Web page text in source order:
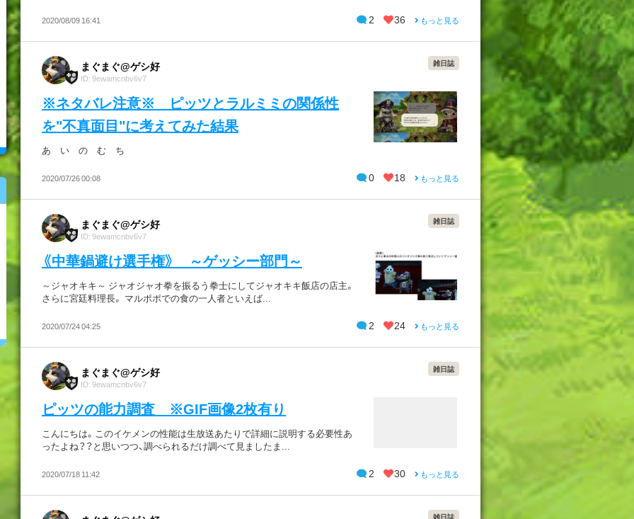
2020/08/09 16:41 2 36 もっと見る
まぐまぐ@ゲシ好
ID: 9ewamcnbv6v7
雑日誌
※ネタバレ注意※ ピッツとラルミミの関係性
を"不真面目"に考えてみた結果
あ い の む ち
2020/07/26 00:08 0 18 もっと見る
まぐまぐ@ゲシ好
ID: 9ewamcnbv6v7
雑日誌
《中華鍋避け選手権》 ～ゲッシー部門～
～ジャオキキ～ ジャオジャオ拳を振るう拳士にしてジャオキキ飯店の店主。
さらに宮廷料理長。 マルポポでの食の一人者といえば...
2020/07/24 04:25 2 24 もっと見る
まぐまぐ@ゲシ好
ID: 9ewamcnbv6v7
雑日誌
ピッツの能力調査 ※GIF画像2枚有り
こんにちは。このイケメンの性能は生放送あたりで詳細に説明する必要性あ
ったよね？？と思いつつ、調べられるだけ調べて見ましたま...
2020/07/18 11:42 2 30 もっと見る
雑日誌